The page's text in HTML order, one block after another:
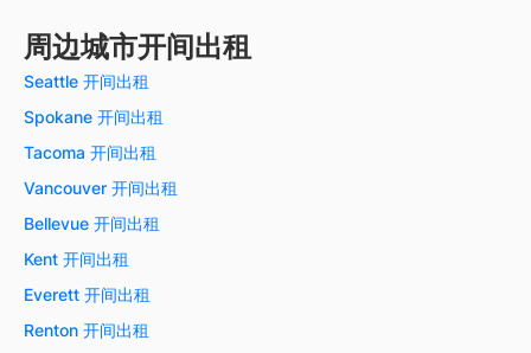
周边城市开间出租
Seattle 开间出租
Spokane 开间出租
Tacoma 开间出租
Vancouver 开间出租
Bellevue 开间出租
Kent 开间出租
Everett 开间出租
Renton 开间出租